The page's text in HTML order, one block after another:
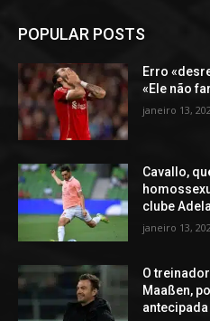
POPULAR POSTS
Erro
«Ele não
janeiro 13,
Cavallo,
clube
janeiro 13,
O
Maaßen,